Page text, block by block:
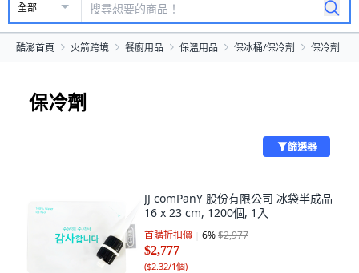
全部
酷澎首頁 火箭跨境 餐廚用品 保溫用品 保冰桶/保冷劑 保冷劑
保冷劑
篩選器
JJ comPanY 股份有限公司 冰袋半成品
16 x 23 cm, 1200個, 1入
首購折扣價 6%$2,977
$2,777
($2.32/1個)